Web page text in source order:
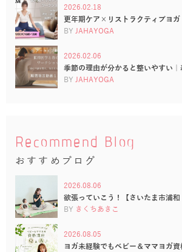
2026.02.18
更年期ケア×リストラクティブヨ
BY JAHAYOGA
2026.02.06
季節の理由が分かると整いやすい
BY JAHAYOGA
Recommend Blog
おすすめブログ
2026.08.06
欲張っていこう！【さいたま市浦
BY きくちあきこ
2026.08.05
ヨガ未経験でもベビー＆ママヨガ資